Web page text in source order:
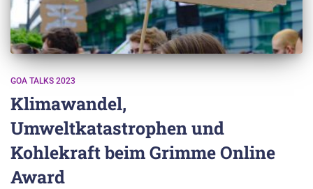
GOA TALKS 2023
Klimawandel,
Umweltkatastrophen und
Kohlekraft beim Grimme Online
Award